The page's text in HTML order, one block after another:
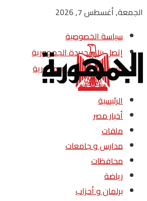
الجمعة, أغسطس 7, 2026
سياسة الخصوصية
إتصل بنا – جريدة الجمهورية
من نحن – جريدة الجمهورية
الرئيسية
أخبار مصر
ملفات
مدارس و جامعات
محافظات
رياضة
برلمان و أحزاب